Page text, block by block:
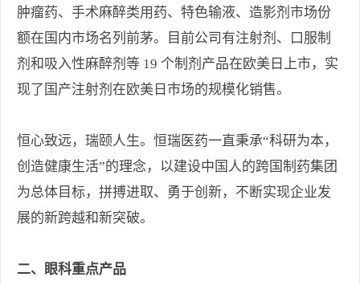
肿瘤药、手术麻醉类用药、特色输液、造影剂市场份
额在国内市场名列前茅。目前公司有注射剂、口服制
剂和吸入性麻醉剂等 19 个制剂产品在欧美日上市，实
现了国产注射剂在欧美日市场的规模化销售。
恒心致远，瑞颐人生。恒瑞医药一直秉承“科研为本，
创造健康生活”的理念，以建设中国人的跨国制药集团
为总体目标，拼搏进取、勇于创新，不断实现企业发
展的新跨越和新突破。
二、眼科重点产品